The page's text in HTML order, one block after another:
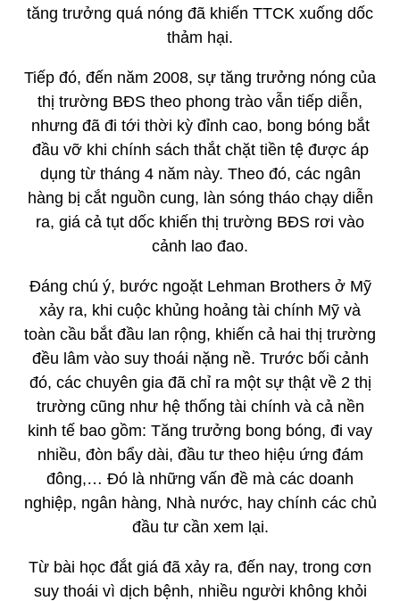
tăng trưởng quá nóng đã khiến TTCK xuống dốc
thảm hại.
Tiếp đó, đến năm 2008, sự tăng trưởng nóng của
thị trường BĐS theo phong trào vẫn tiếp diễn,
nhưng đã đi tới thời kỳ đỉnh cao, bong bóng bắt
đầu vỡ khi chính sách thắt chặt tiền tệ được áp
dụng từ tháng 4 năm này. Theo đó, các ngân
hàng bị cắt nguồn cung, làn sóng tháo chạy diễn
ra, giá cả tụt dốc khiến thị trường BĐS rơi vào
cảnh lao đao.
Đáng chú ý, bước ngoặt Lehman Brothers ở Mỹ
xảy ra, khi cuộc khủng hoảng tài chính Mỹ và
toàn cầu bắt đầu lan rộng, khiến cả hai thị trường
đều lâm vào suy thoái nặng nề. Trước bối cảnh
đó, các chuyên gia đã chỉ ra một sự thật về 2 thị
trường cũng như hệ thống tài chính và cả nền
kinh tế bao gồm: Tăng trưởng bong bóng, đi vay
nhiều, đòn bẩy dài, đầu tư theo hiệu ứng đám
đông,… Đó là những vấn đề mà các doanh
nghiệp, ngân hàng, Nhà nước, hay chính các chủ
đầu tư cần xem lại.
Từ bài học đắt giá đã xảy ra, đến nay, trong cơn
suy thoái vì dịch bệnh, nhiều người không khỏi